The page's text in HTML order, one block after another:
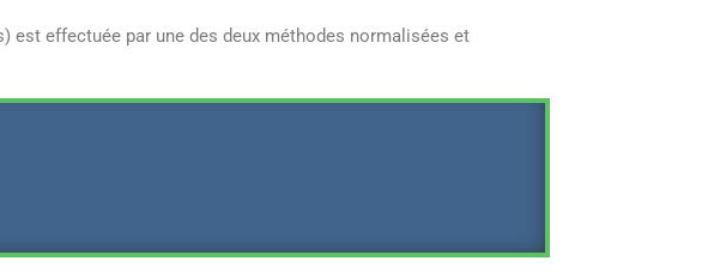
est effectuée par une des deux méthodes normalisées et